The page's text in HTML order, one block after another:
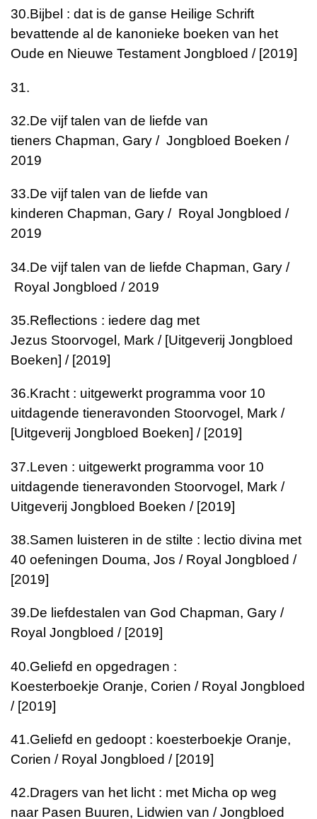
30.Bijbel : dat is de ganse Heilige Schrift
bevattende al de kanonieke boeken van het
Oude en Nieuwe TestamentJongbloed / [2019]
31.
32.De vijf talen van de liefde van
tieners Chapman, Gary / Jongbloed Boeken /
2019
33.De vijf talen van de liefde van
kinderen Chapman, Gary / Royal Jongbloed /
2019
34.De vijf talen van de liefde Chapman, Gary /
Royal Jongbloed / 2019
35.Reflections : iedere dag met
Jezus Stoorvogel, Mark / [Uitgeverij Jongbloed
Boeken] / [2019]
36.Kracht : uitgewerkt programma voor 10
uitdagende tieneravonden Stoorvogel, Mark /
[Uitgeverij Jongbloed Boeken] / [2019]
37.Leven : uitgewerkt programma voor 10
uitdagende tieneravonden Stoorvogel, Mark /
Uitgeverij Jongbloed Boeken / [2019]
38.Samen luisteren in de stilte : lectio divina met
40 oefeningen Douma, Jos / Royal Jongbloed /
[2019]
39.De liefdestalen van God Chapman, Gary /
Royal Jongbloed / [2019]
40.Geliefd en opgedragen :
Koesterboekje Oranje, Corien / Royal Jongbloed
/ [2019]
41.Geliefd en gedoopt : koesterboekje Oranje,
Corien / Royal Jongbloed / [2019]
42.Dragers van het licht : met Micha op weg
naar Pasen Buuren, Lidwien van / Jongbloed